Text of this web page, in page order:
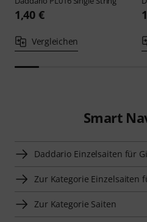
1,40 €
Vergleichen
Smart
Daddario Einzelsaiten für
Zur Kategorie Einzelsaiten
Zur Kategorie Saiten